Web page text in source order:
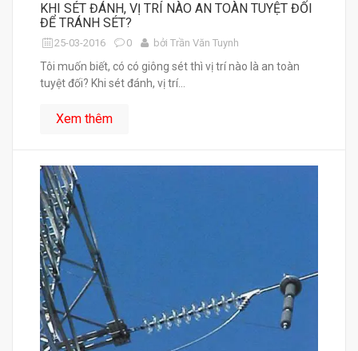
KHI SÉT ĐÁNH, VỊ TRÍ NÀO AN TOÀN TUYỆT ĐỐI
ĐỂ TRÁNH SÉT?
25-03-2016 0 bởi Trần Văn Tuynh
Tôi muốn biết, có có giông sét thì vị trí nào là an toàn
tuyệt đối? Khi sét đánh, vị trí...
Xem thêm